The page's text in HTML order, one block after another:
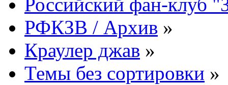
РФКЗВ / Архив »
Краулер джав »
Темы без сортировки »